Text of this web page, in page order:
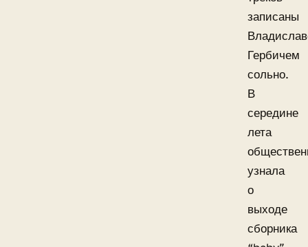
записаны
Гербичем
сольно.
В
середине
лета
узнала
о
выходе
сборника